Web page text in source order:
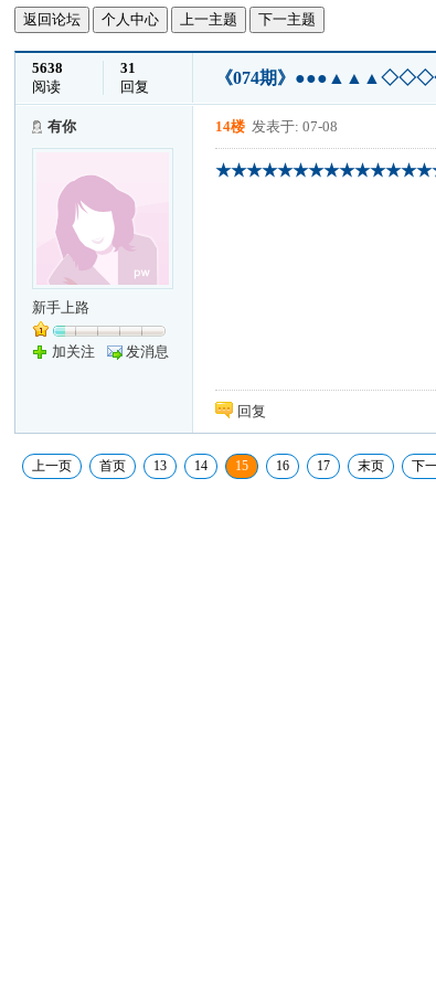
返回论坛 个人中心 上一主题 下一主题
5638
阅读
31
回复
《074期》●●●▲▲▲◇◇◇◇
有你
新手上路
加关注 发消息
14楼 发表于: 07-08
回复
上一页 首页 13 14 15 16 17 末页 下